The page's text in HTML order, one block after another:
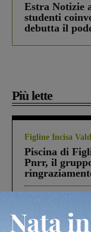
Estra Notizie
studenti
debutta il
Più lette
Figline Incisa
Piscina di
Pnrr, il
Scomparso
Fiorentino